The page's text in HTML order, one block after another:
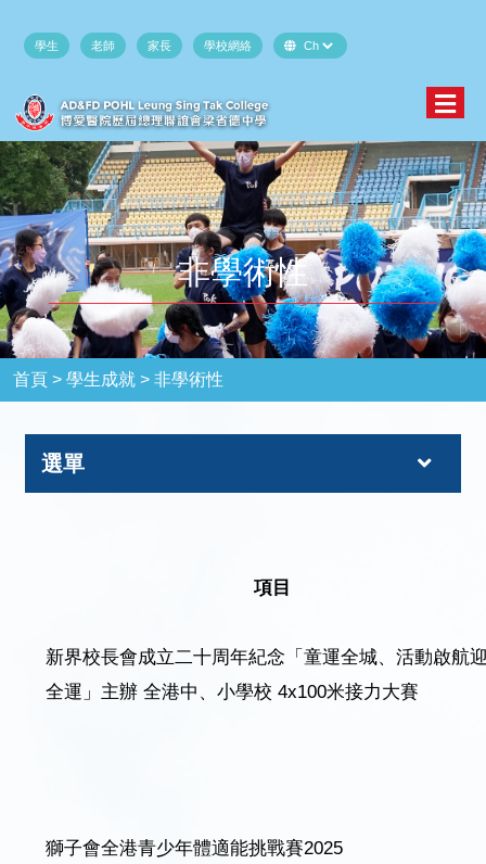
學生 老師 家長 學校網絡
非學術性
首頁 > 學生成就 >非學術性
選單
項目
新界校長會成立二十周年紀念「童運全城、活動啟航
全運」主辦 全港中、小學校 4x100米接力大賽
獅子會全港青少年體適能挑戰賽2025